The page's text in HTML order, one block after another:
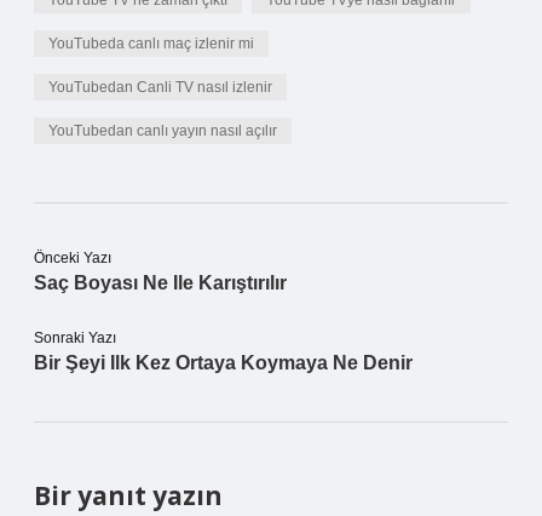
YouTubeda canlı maç izlenir mi
YouTubedan Canli TV nasıl izlenir
YouTubedan canlı yayın nasıl açılır
Önceki Yazı
Saç Boyası Ne Ile Karıştırılır
Sonraki Yazı
Bir Şeyi Ilk Kez Ortaya Koymaya Ne Denir
Bir yanıt yazın